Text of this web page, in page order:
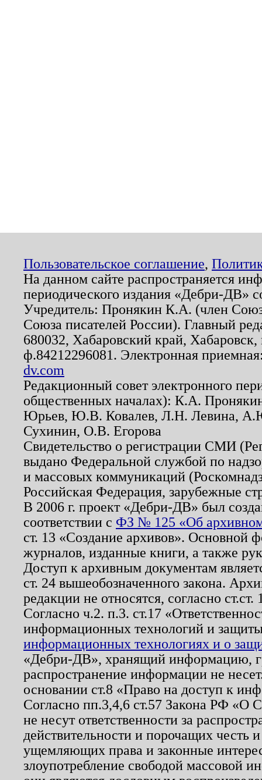
Пользовательское соглашение,
На данном сайте распространяется
периодического издания «Дебри-ДВ»
Учредитель: Пронякин К.А. (член
Союза писателей России). Главный
680032, Хабаровский край,
ф.84212296081. Электронная
dv.com
Редакционный совет электронного
общественных началах): К.А.
Юрьев, Ю.В. Ковалев, Л.Н. Левина,
Сухинин, О.В. Егорова
Свидетельство о регистрации СМИ
выдано Федеральной службой по
и массовых коммуникаций
Российская Федерация, зарубежные
В 2006 г. проект «Дебри-ДВ» был
соответствии с ФЗ № 125 «Об
ст. 13 «Создание архивов». Основной
журналов, изданные книги, а также
Доступ к архивным документам
ст. 24 вышеобозначенного закона.
редакции не относятся, согласно
Согласно ч.2. п.3. ст.17
информационных технологий и
информационных технологиях и о
«Дебри-ДВ», хранящий информацию,
распространение информации не
основании ст.8 «Право на доступ к
Согласно пп.3,4,6 ст.57 Закона РФ «О
не несут ответственности за
действительности и порочащих честь
ущемляющих права и законные
злоупотребление свободой массовой